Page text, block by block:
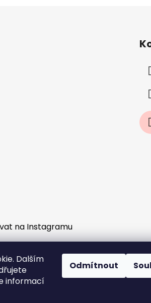
Dalším
informací
Odmítnout
na Instagramu
fungují předobjednávky a sloučení